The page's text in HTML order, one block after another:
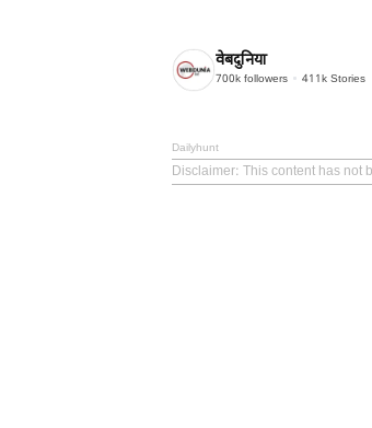
वेबदुनिया
700k followers 411k Stories
Dailyhunt
Disclaimer: This content has not